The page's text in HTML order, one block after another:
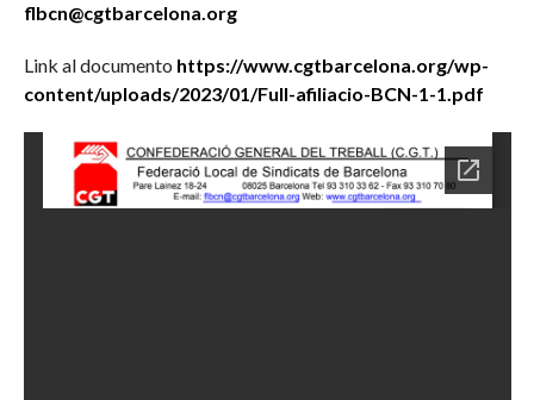
flbcn@cgtbarcelona.org
Link al documento https://www.cgtbarcelona.org/wp-
content/uploads/2023/01/Full-afiliacio-BCN-1-1.pdf